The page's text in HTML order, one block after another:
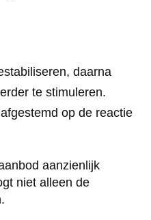
daarna
te stimuleren.
op de reactie
aanzienlijk
niet alleen de